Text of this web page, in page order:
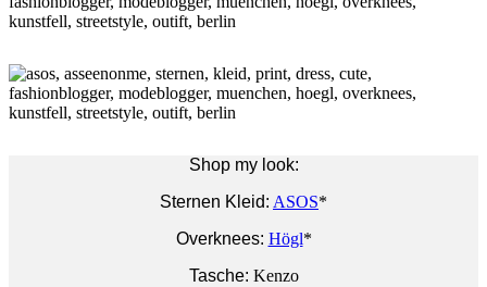
Shop my look:
Sternen Kleid: ASOS*
Overknees: Högl*
Tasche: Kenzo